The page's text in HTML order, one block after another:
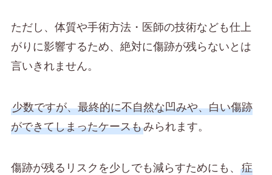
ただし、体質や手術方法・医師の技術なども仕上
がりに影響するため、絶対に傷跡が残らないとは
言いきれません。
少数ですが、最終的に不自然な凹みや、白い傷跡
ができてしまったケースもみられます。
傷跡が残るリスクを少しでも減らすためにも、 症